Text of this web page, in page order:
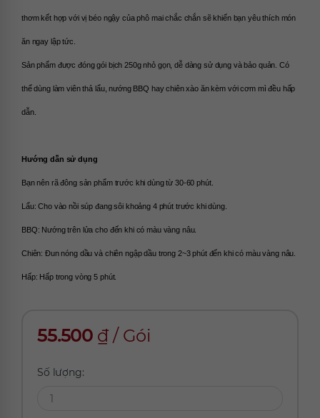
thơm kết hợp với vị béo ngậy của phô mai chắc chắn sẽ khiến bạn yêu thích món
ăn ngay lập tức.
Sản phẩm được đóng gói bịch 250g nhỏ gọn, dễ dàng sử dụng và bảo quản. Có
thể dùng làm viên thả lẩu, nướng BBQ hay chiên xào ăn kèm với cơm mì đều hấp
dẫn.
Hướng dẫn sử dụng
Bạn nên rã đông sản phẩm trước khi dùng từ 30-60 phút.
Lẩu: Cho vào nồi súp đang sôi khoảng 4 phút trước khi dùng.
BBQ: Nướng trên lửa cho đến khi có màu vàng nâu.
Chiên: Đun nóng dầu và chiên ngập dầu trong 2~3 phút đến khi có màu vàng nâu.
Hấp: Hấp trong vòng 5 phút.
55.500 ₫ / Gói
Số lượng: